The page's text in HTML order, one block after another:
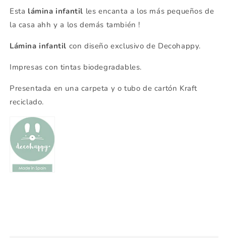
Esta lámina infantil les encanta a los más pequeños de
la casa ahh y a los demás también !
Lámina infantil con diseño exclusivo de Decohappy.
Impresas con tintas biodegradables.
Presentada en una carpeta y o tubo de cartón Kraft
reciclado.